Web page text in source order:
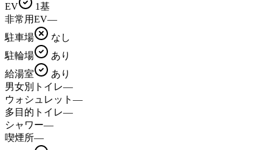
EV
1基
非常用EV—
駐車場
なし
駐輪場
あり
給湯室
あり
男女別トイレ—
ウォシュレット —
多目的トイレ—
シャワー—
喫煙所—